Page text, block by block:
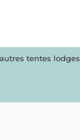
tentes lodges